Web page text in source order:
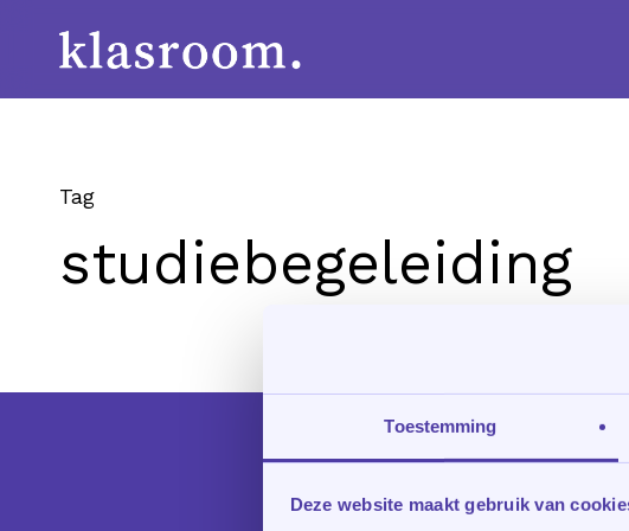
Toestemming
Deze website maakt gebruik van
Tag
studiebegeleiding